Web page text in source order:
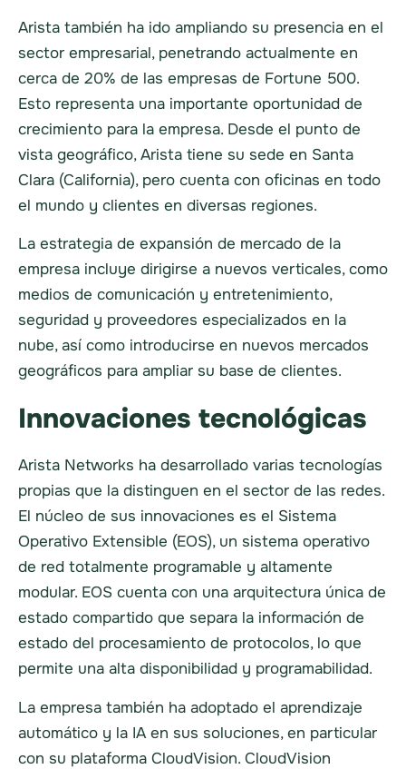
Arista también ha ido ampliando su presencia en el
sector empresarial, penetrando actualmente en
cerca de 20% de las empresas de Fortune 500.
Esto representa una importante oportunidad de
crecimiento para la empresa. Desde el punto de
vista geográfico, Arista tiene su sede en Santa
Clara (California), pero cuenta con oficinas en todo
el mundo y clientes en diversas regiones.
La estrategia de expansión de mercado de la
empresa incluye dirigirse a nuevos verticales, como
medios de comunicación y entretenimiento,
seguridad y proveedores especializados en la
nube, así como introducirse en nuevos mercados
geográficos para ampliar su base de clientes.
Innovaciones tecnológicas
Arista Networks ha desarrollado varias tecnologías
propias que la distinguen en el sector de las redes.
El núcleo de sus innovaciones es el Sistema
Operativo Extensible (EOS), un sistema operativo
de red totalmente programable y altamente
modular. EOS cuenta con una arquitectura única de
estado compartido que separa la información de
estado del procesamiento de protocolos, lo que
permite una alta disponibilidad y programabilidad.
La empresa también ha adoptado el aprendizaje
automático y la IA en sus soluciones, en particular
con su plataforma CloudVision. CloudVision